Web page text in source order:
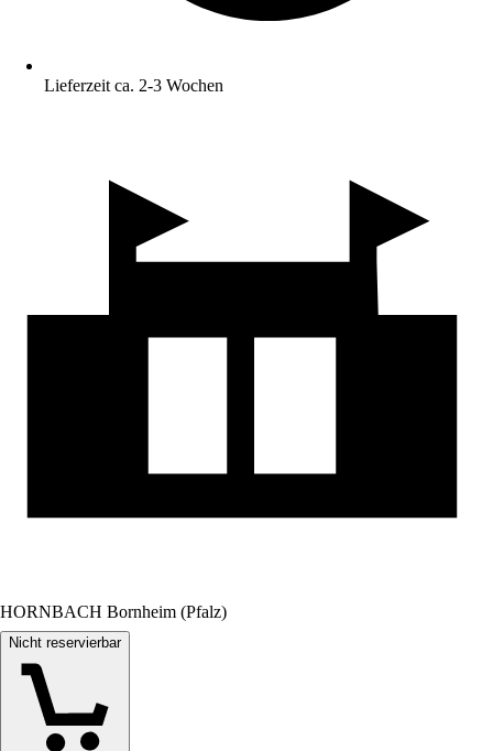
Lieferzeit ca. 2-3 Wochen
HORNBACH Bornheim (Pfalz)
Nicht reservierbar